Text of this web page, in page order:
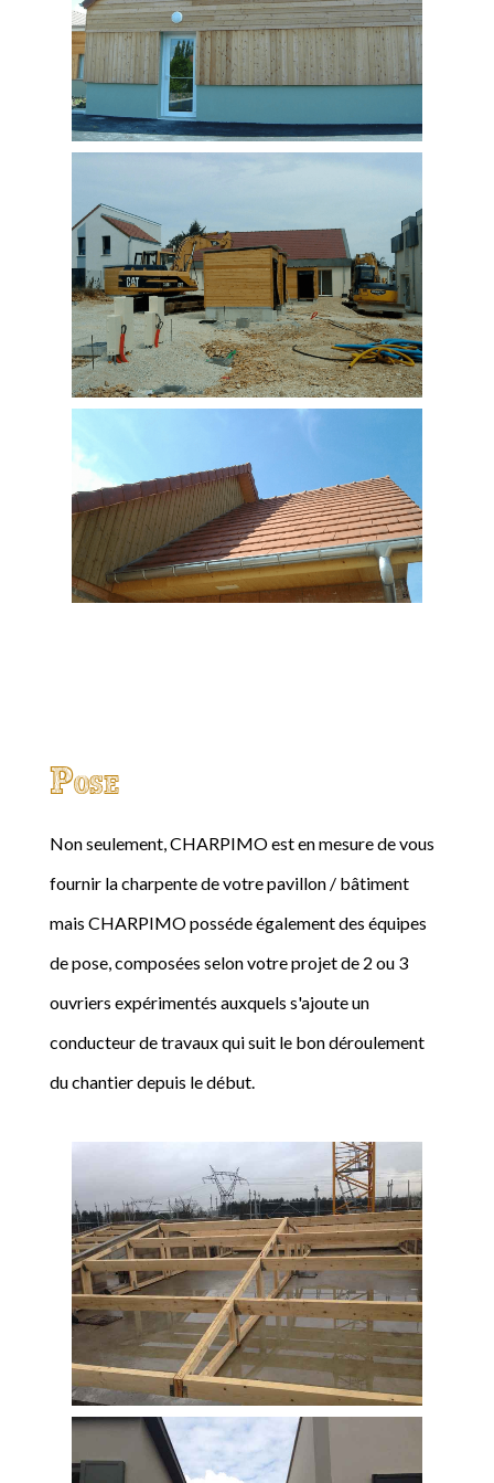
Pose
Non seulement, CHARPIMO est en mesure de vous
fournir la charpente de votre pavillon / bâtiment
mais CHARPIMO posséde également des équipes
de pose, composées selon votre projet de 2 ou 3
ouvriers expérimentés auxquels s'ajoute un
conducteur de travaux qui suit le bon déroulement
du chantier depuis le début.